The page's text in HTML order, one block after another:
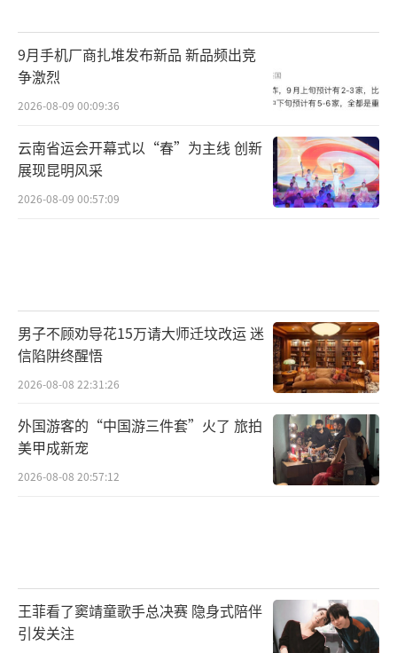
9月手机厂商扎堆发布新品 新品频出竞
争激烈
2026-08-09 00:09:36
云南省运会开幕式以“春”为主线 创新
展现昆明风采
2026-08-09 00:57:09
男子不顾劝导花15万请大师迁坟改运 迷
信陷阱终醒悟
2026-08-08 22:31:26
外国游客的“中国游三件套”火了 旅拍
美甲成新宠
2026-08-08 20:57:12
王菲看了窦靖童歌手总决赛 隐身式陪伴
引发关注